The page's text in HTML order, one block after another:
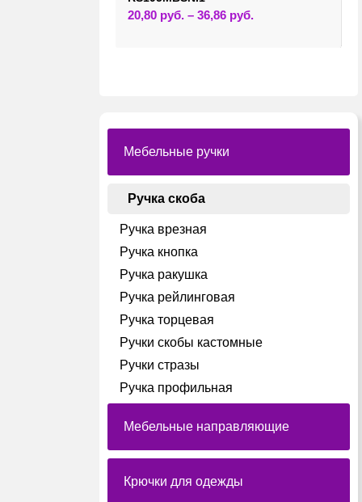
20,80 руб. –36,86 руб.
товара.
Мебельные ручки
Ручка скоба
Ручка врезная
Ручка кнопка
Ручка ракушка
Ручка рейлинговая
Ручка торцевая
Ручки скобы кастомные
Ручки стразы
Ручка профильная
Мебельные направляющие
Крючки для одежды